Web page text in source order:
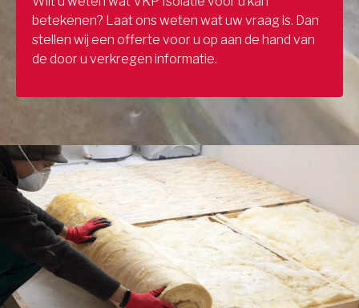
betekenen? Laat ons weten wat uw vraag is. Dan
stellen wij een offerte voor u op aan de hand van
de door u verkregen informatie.